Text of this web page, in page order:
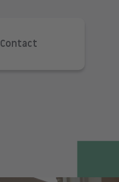
Contact